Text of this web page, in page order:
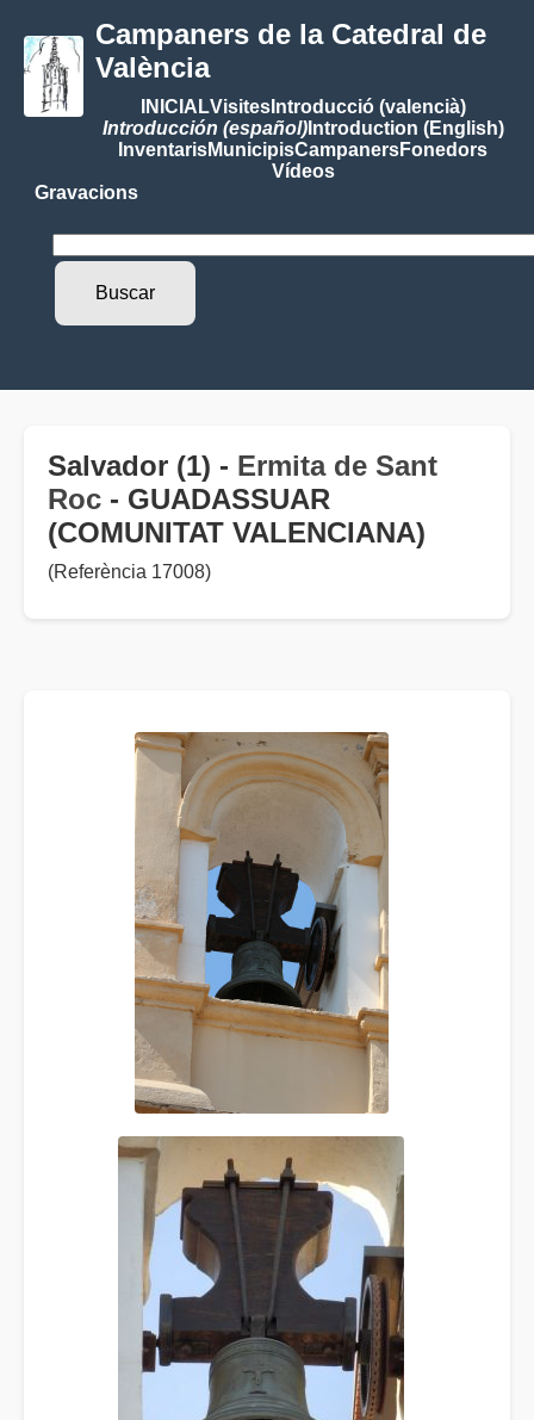
Campaners de la Catedral de
València
INICIALVisitesIntroducció (valencià)
Introducción (español)Introduction (English)
InventarisMunicipisCampanersFonedors
Vídeos
Gravacions
Salvador (1) - Ermita de Sant
Roc - GUADASSUAR
(COMUNITAT VALENCIANA)
(Referència 17008)